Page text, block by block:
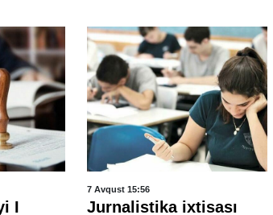
I
7 Avqust 15:56
Jurnalistika ixtisası